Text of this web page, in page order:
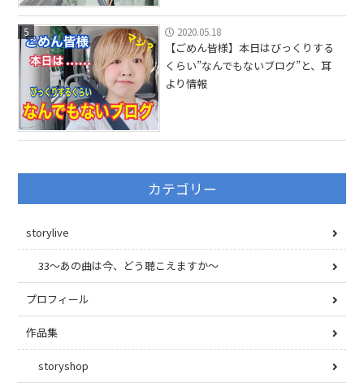
5 2020.05.18
【ごめん皆様】本日はびっくりする
くらい”なんでもないブログ”と、耳
より情報
カテゴリー
storylive
33〜あの曲は今、どう聴こえますか〜
プロフィール
作品集
storyshop